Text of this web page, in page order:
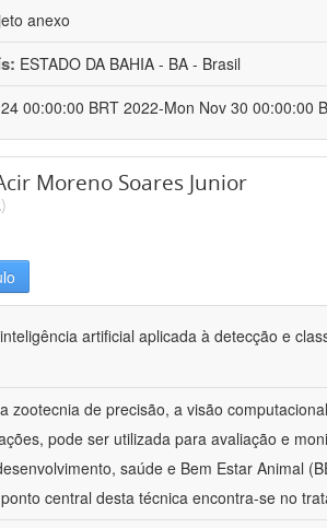
anexo
ESTADO DA BAHIA - BA - Brasil
00:00:00 BRT 2022-Mon Nov 30 00:00:00
Moreno Soares Junior
inteligência artificial aplicada à detecção e
zootecnia de precisão, a visão
pode ser utilizada para avaliação e
saúde e Bem Estar Animal
central desta técnica encontra-se no